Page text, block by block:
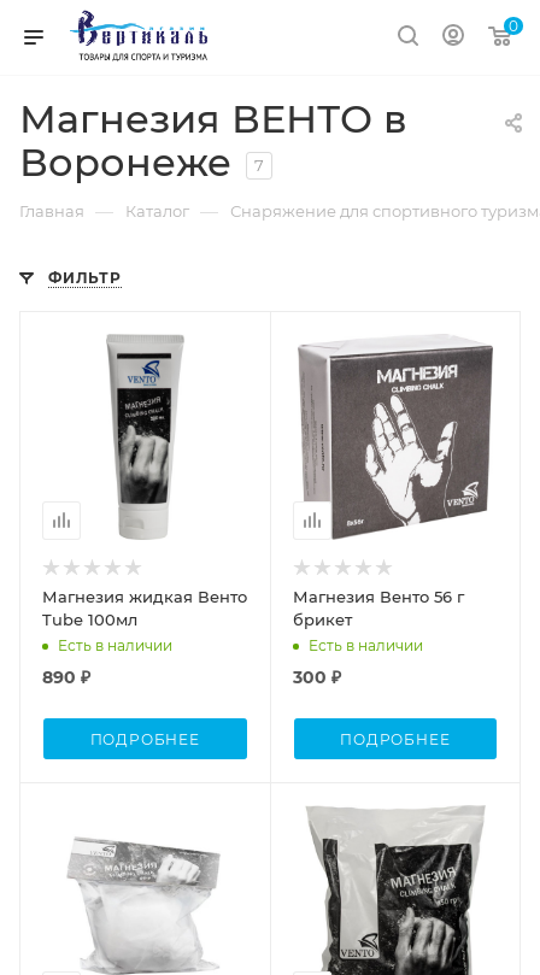
0
Магнезия ВЕНТО в
Воронеже
7
Главная — Каталог — Снаряжение для спортивного
ФИЛЬТР
0,100мл.
Магнезия жидкая Венто
Tube 100мл
Есть в наличии
890 ₽
ПОДРОБНЕЕ
Магнезия Венто 56 г
брикет
Есть в наличии
300 ₽
ПОДРОБНЕЕ